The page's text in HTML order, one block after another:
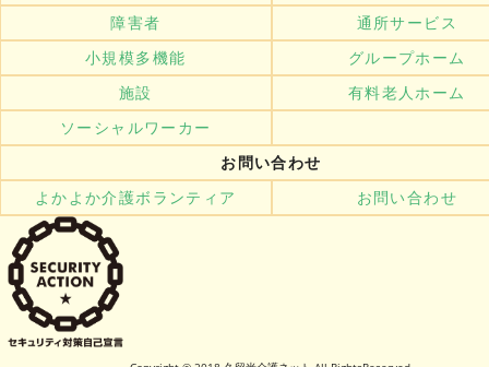
障害者
通所サービス
小規模多機能
グループホーム
施設
有料老人ホーム
ソーシャルワーカー
お問い合わせ
よかよか介護ボランティア
お問い合わせ